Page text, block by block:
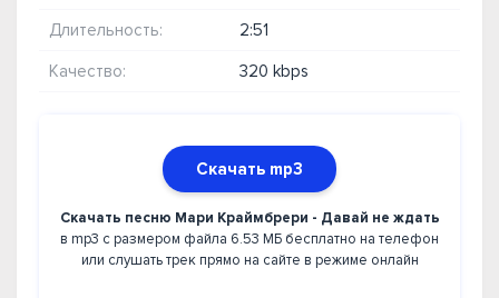
Длительность: 2:51
Качество: 320 kbps
Скачать mp3
Скачать песню Мари Краймбрери - Давай не ждать
в mp3 с размером файла 6.53 МБ бесплатно на телефон
или слушать трек прямо на сайте в режиме онлайн